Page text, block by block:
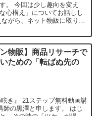
。 今回は少し趣向を変え
心構え」についてお話しし
がら、ネット物販に取り組
ン物販】商品リサーチで
ための「転ばぬ先の
き』 21ステップ無料動画講
師の黒澤と申します。 はじ